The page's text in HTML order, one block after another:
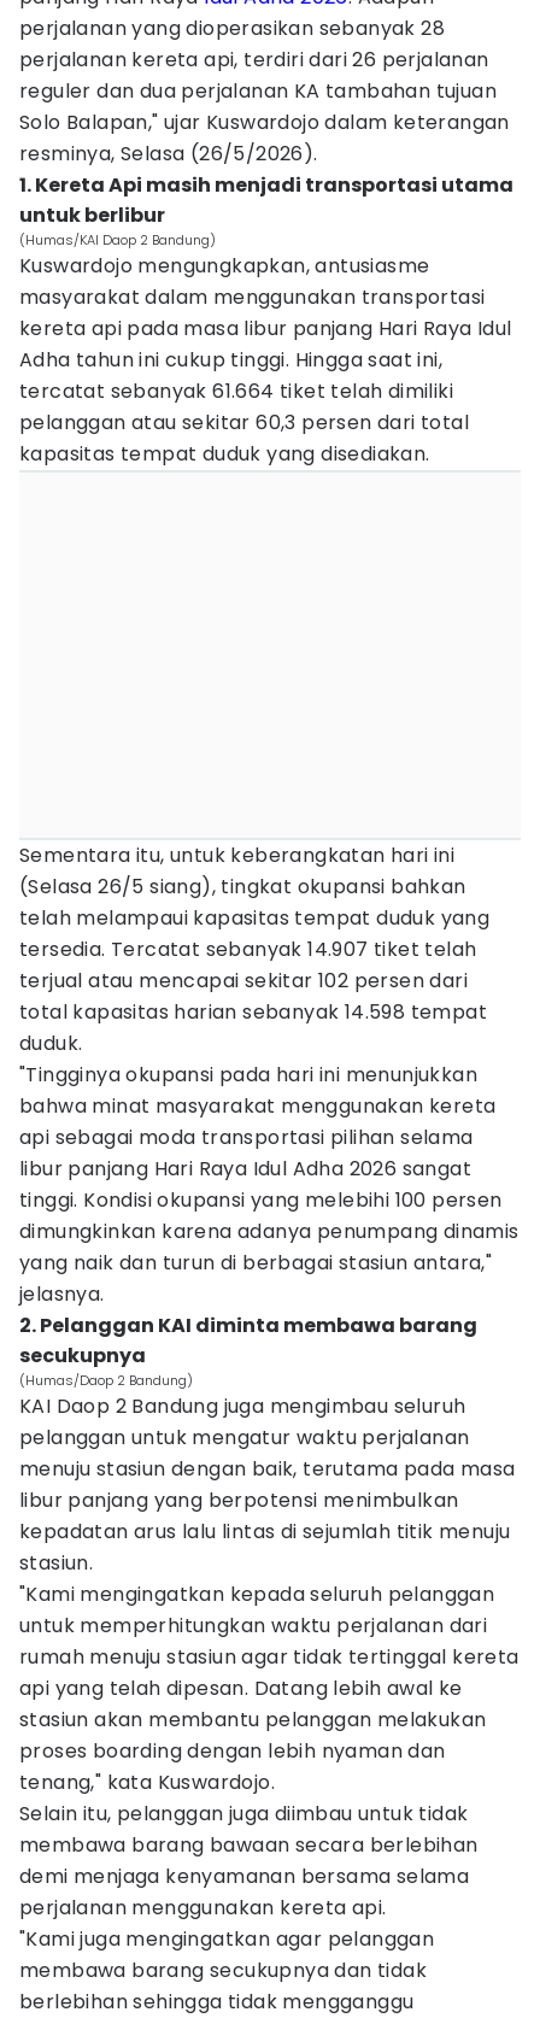
perjalanan yang dioperasikan sebanyak 28
perjalanan kereta api, terdiri dari 26 perjalanan
reguler dan dua perjalanan KA tambahan tujuan
Solo Balapan," ujar Kuswardojo dalam keterangan
resminya, Selasa (26/5/2026).
1. Kereta Api masih menjadi transportasi utama
untuk berlibur
(Humas/KAI Daop 2 Bandung)
Kuswardojo mengungkapkan, antusiasme
masyarakat dalam menggunakan transportasi
kereta api pada masa libur panjang Hari Raya Idul
Adha tahun ini cukup tinggi. Hingga saat ini,
tercatat sebanyak 61.664 tiket telah dimiliki
pelanggan atau sekitar 60,3 persen dari total
kapasitas tempat duduk yang disediakan.
Sementara itu, untuk keberangkatan hari ini
(Selasa 26/5 siang), tingkat okupansi bahkan
telah melampaui kapasitas tempat duduk yang
tersedia. Tercatat sebanyak 14.907 tiket telah
terjual atau mencapai sekitar 102 persen dari
total kapasitas harian sebanyak 14.598 tempat
duduk.
"Tingginya okupansi pada hari ini menunjukkan
bahwa minat masyarakat menggunakan kereta
api sebagai moda transportasi pilihan selama
libur panjang Hari Raya Idul Adha 2026 sangat
tinggi. Kondisi okupansi yang melebihi 100 persen
dimungkinkan karena adanya penumpang dinamis
yang naik dan turun di berbagai stasiun antara,"
jelasnya.
2. Pelanggan KAI diminta membawa barang
secukupnya
(Humas/Daop 2 Bandung)
KAI Daop 2 Bandung juga mengimbau seluruh
pelanggan untuk mengatur waktu perjalanan
menuju stasiun dengan baik, terutama pada masa
libur panjang yang berpotensi menimbulkan
kepadatan arus lalu lintas di sejumlah titik menuju
stasiun.
"Kami mengingatkan kepada seluruh pelanggan
untuk memperhitungkan waktu perjalanan dari
rumah menuju stasiun agar tidak tertinggal kereta
api yang telah dipesan. Datang lebih awal ke
stasiun akan membantu pelanggan melakukan
proses boarding dengan lebih nyaman dan
tenang," kata Kuswardojo.
Selain itu, pelanggan juga diimbau untuk tidak
membawa barang bawaan secara berlebihan
demi menjaga kenyamanan bersama selama
perjalanan menggunakan kereta api.
"Kami juga mengingatkan agar pelanggan
membawa barang secukupnya dan tidak
berlebihan sehingga tidak mengganggu